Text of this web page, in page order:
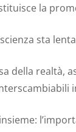
la
sta
della